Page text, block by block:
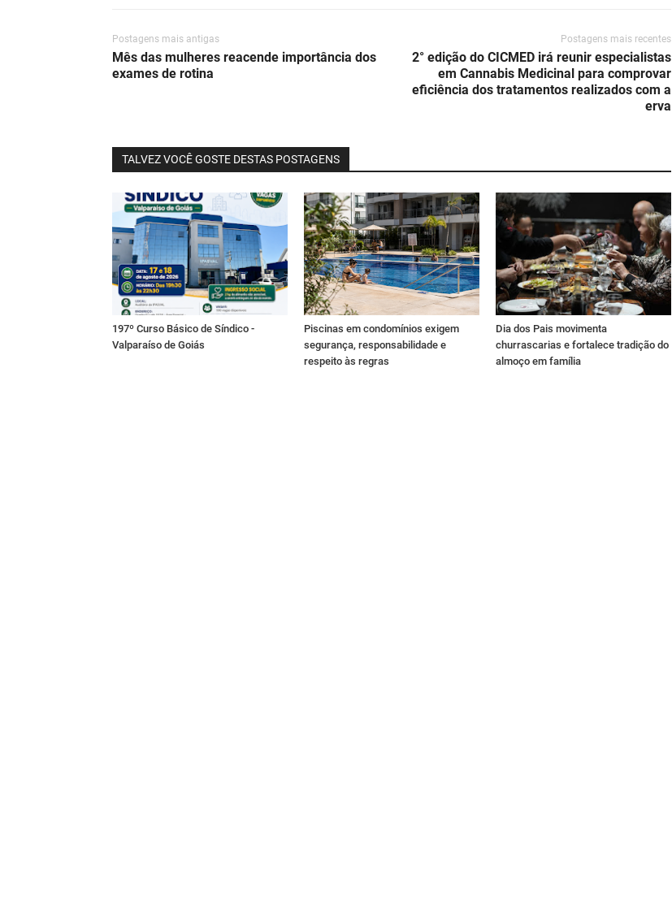
Postagens mais antigas
Mês das mulheres reacende importância dos
exames de rotina
Postagens mais recentes
2° edição do CICMED irá reunir especialistas
em Cannabis Medicinal para comprovar
eficiência dos tratamentos realizados com a
erva
TALVEZ VOCÊ GOSTE DESTAS POSTAGENS
197º Curso Básico de Síndico -
Valparaíso de Goiás
Piscinas em condomínios exigem
segurança, responsabilidade e
respeito às regras
Dia dos Pais movimenta
churrascarias e fortalece tradição do
almoço em família